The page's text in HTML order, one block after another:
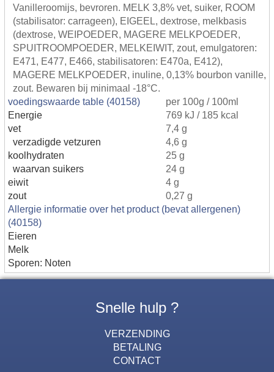
Vanilleroomijs, bevroren. MELK 3,8% vet, suiker, ROOM
(stabilisator: carrageen), EIGEEL, dextrose, melkbasis
(dextrose, WEIPOEDER, MAGERE MELKPOEDER,
SPUITROOMPOEDER, MELKEIWIT, zout, emulgatoren:
E471, E477, E466, stabilisatoren: E470a, E412),
MAGERE MELKPOEDER, inuline, 0,13% bourbon vanille,
zout. Bewaren bij minimaal -18°C.
voedingswaarde table (40158)
per 100g / 100ml
Energie
769 kJ / 185 kcal
vet
7,4 g
verzadigde vetzuren
4,6 g
koolhydraten
25 g
waarvan suikers
24 g
eiwit
4 g
zout
0,27 g
Allergie informatie over het product (bevat allergenen)
(40158)
Eieren
Melk
Sporen: Noten
Snelle hulp ?
VERZENDING
BETALING
CONTACT